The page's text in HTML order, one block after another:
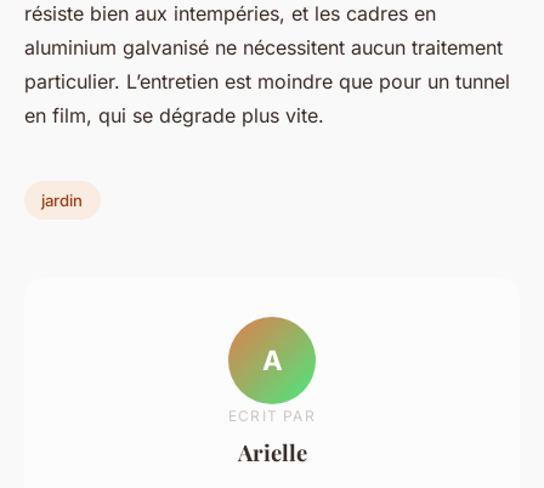
résiste bien aux intempéries, et les cadres en
aluminium galvanisé ne nécessitent aucun traitement
particulier. L’entretien est moindre que pour un tunnel
en film, qui se dégrade plus vite.
jardin
A
ECRIT PAR
Arielle